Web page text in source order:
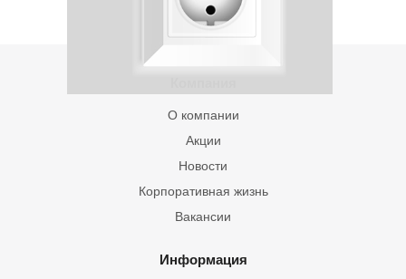
О компании
Акции
Новости
Корпоративная жизнь
Вакансии
Информация